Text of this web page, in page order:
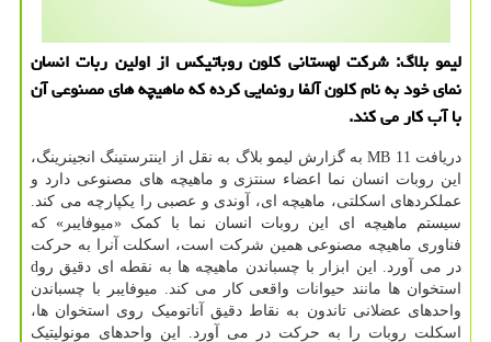
لیمو بلاگ: شرکت لهستانی کلون روباتیکس از اولین ربات انسان
نمای خود به نام کلون آلفا رونمایی کرده که ماهیچه های مصنوعی آن
با آب کار می کند.
دریافت 11 MB به گزارش لیمو بلاگ به نقل از اینترستینگ انجینرینگ،
این روبات انسان نما اعضاء سنتزی و ماهیچه های مصنوعی دارد و
عملکردهای اسکلتی، ماهیچه ای، آوندی و عصبی را یکپارچه می کند.
سیستم ماهیچه ای این روبات انسان نما با کمک «میوفایبر» که
فناوری ماهیچه مصنوعی همین شرکت است، اسکلت آنرا به حرکت
در می آورد. این ابزار با چسباندن ماهیچه ها به نقطه ای دقیق روd
استخوان ها مانند حیوانات واقعی کار می کند. میوفایبر با چسباندن
واحدهای عضلانی تاندون به نقاط دقیق آناتومیک روی استخوان ها،
اسکلت روبات را به حرکت در می آورد. این واحدهای مونولیتیک